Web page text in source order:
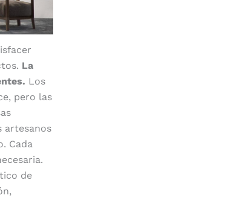
La
Los
pero las
artesanos
Cada
de